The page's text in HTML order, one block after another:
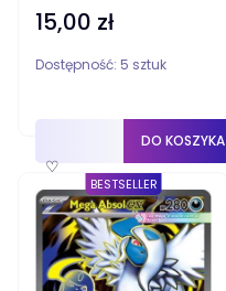
Cena
15,00 zł
Dostępność: 5 sztuk
♡
DO KOSZYKA
BESTSELLER